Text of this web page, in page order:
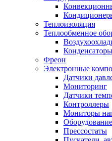
Теплоизоляция
Теплообменное
Конденсаторы
Фреон
Электронные
Датчики
Мониторинг
Датчики
Контроллеры
Мониторы
Прессостаты